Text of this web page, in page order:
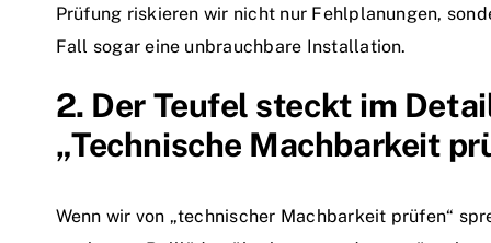
Prüfung riskieren wir nicht nur Fehlplanungen,
Fall sogar eine unbrauchbare Installation.
2. Der Teufel steckt im
„Technische Machbarkeit
Wenn wir von „technischer Machbarkeit prüfen“